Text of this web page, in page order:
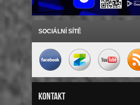
SOCIÁLNÍ SÍTĚ
Kontakt